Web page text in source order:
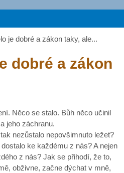
je dobré a zákon taky, ale...
dobré a zákon
Něco se stalo. Bůh něco učinil
jeho záchranu.
nezůstalo nepovšimnuto ležet?
ke každému z nás? A nejen
z nás? Jak se přihodí, že to,
obživne, začne dýchat v mně,